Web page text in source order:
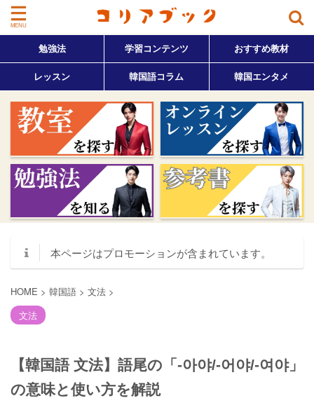
勉強法 学習コンテンツ おすすめ教材
レッスン 韓国語コラム 韓国エンタメ
本ページはプロモーションが含まれています。
HOME > 韓国語 > 文法 >
文法
【韓国語 文法】語尾の「-아야/-어야/-여야」
の意味と使い方を解説